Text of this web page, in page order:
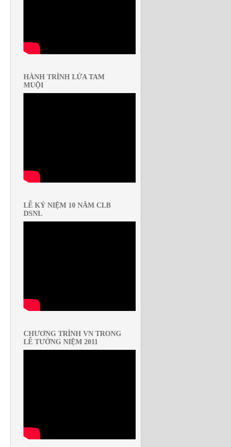
HÀNH TRÌNH LỬA TAM
MUỘI
LỄ KỶ NIỆM 10 NĂM CLB
DSNL
CHƯƠNG TRÌNH VN TRONG
LỄ TƯỞNG NIỆM 2011